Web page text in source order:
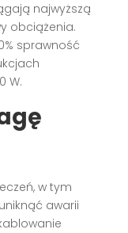
najwyższą
obciążenia.
sprawność
W.
w tym
awarii